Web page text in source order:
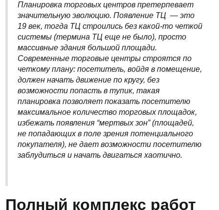
Планировка торговых центров претерпевает
значительную эволюцию. Появление ТЦ — это
19 век, тогда ТЦ строились без какой-то четкой
системы (термина ТЦ еще не было), просто
массивные здания большой площади.
Современные торговые центры строятся по
четкому плану: посетитель, войдя в помещение,
должен начать движение по кругу, без
возможности попасть в тупик, такая
планировка позволяет показать посетителю
максимальное количество торговых площадок,
избежать появления “мертвых зон” (площадей,
не попадающих в поле зрения потенциального
покупателя), не дает возможности посетителю
заблудиться и начать двигаться хаотично.
Полный комплекс работ